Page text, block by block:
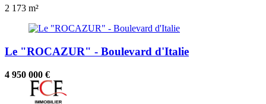
2 173 m²
Le "ROCAZUR" - Boulevard d'Italie
4 950 000 €